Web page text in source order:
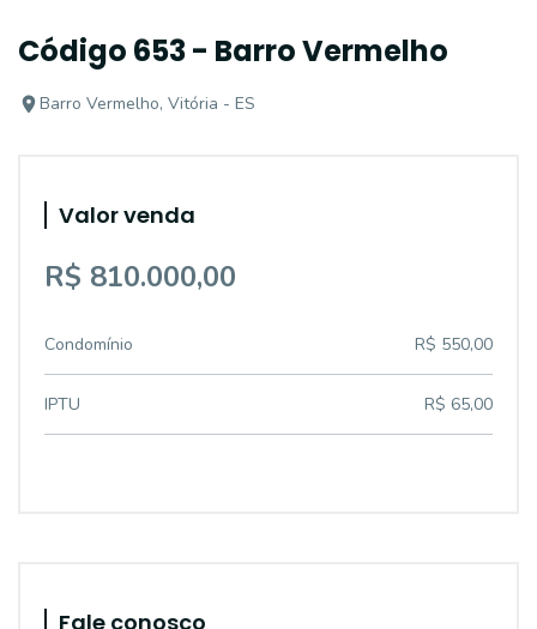
Código 653 - Barro Vermelho
Barro Vermelho, Vitória - ES
Valor venda
R$ 810.000,00
Condomínio R$ 550,00
IPTU R$ 65,00
Fale conosco